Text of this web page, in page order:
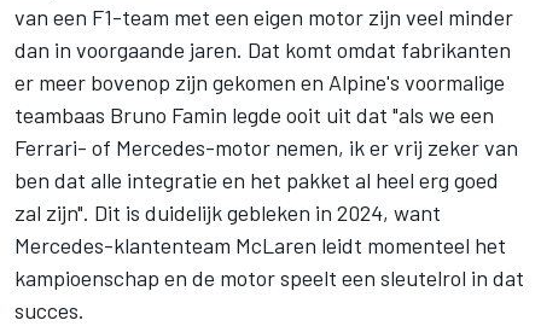
van een F1-team met een eigen motor zijn veel minder
dan in voorgaande jaren. Dat komt omdat fabrikanten
er meer bovenop zijn gekomen en Alpine's voormalige
teambaas Bruno Famin legde ooit uit dat "als we een
Ferrari- of Mercedes-motor nemen, ik er vrij zeker van
ben dat alle integratie en het pakket al heel erg goed
zal zijn". Dit is duidelijk gebleken in 2024, want
Mercedes-klantenteam McLaren leidt momenteel het
kampioenschap en de motor speelt een sleutelrol in dat
succes.